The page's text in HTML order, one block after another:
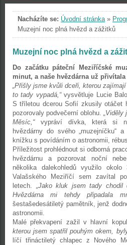
Nacházíte se: Úvodní stránka»
Muzejní noc plná hvězd a zážitků
Muzejní noc plná hvězd a
Do začátku páteční Meziříčské
minut, a naše hvězdárna už
„Přišly jsme kvůli dceři, kterou
to tady vypadá,“vysvětluje Lucie
S tříletou dcerou Sofií zkusily otáčet
pozorovaly podvečerní oblohu.
Měsíc,“ vypráví dívka, která si
hvězdárny do svého „muzejníčku“
knížku s povídáním o astronomii,
Příležitost prohlédnout si odborná
hvězdárnu a pozorovat noční
několika dalekohledů využilo
Valašského Meziříčí sem zavítal
letech. „Jako kluk jsem tady chodil
Hvězdárna mi tehdy připadala
šestašedesátiletý pamětník, jenž
astronomii.
Malé překvapení zažil v hlavní
kterou jsem spatřil pouhým okem,
líčí třináctiletý chlapec z Nového